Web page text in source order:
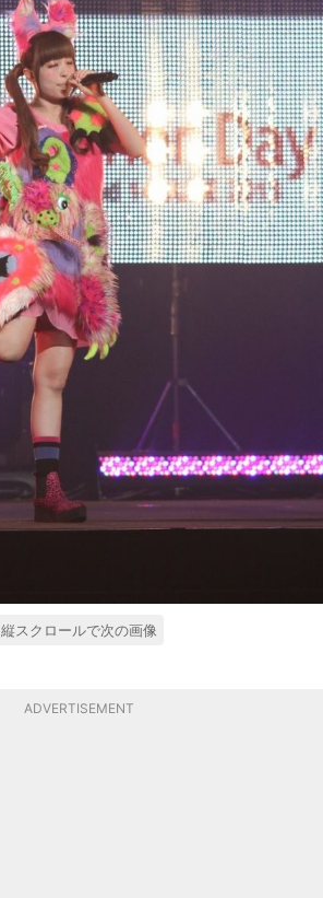
縦スクロールで次の画像
ADVERTISEMENT